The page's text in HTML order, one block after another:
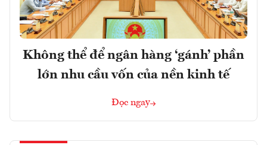
Không thể để ngân hàng ‘gánh’ phần
lớn nhu cầu vốn của nền kinh tế
Đọc ngay